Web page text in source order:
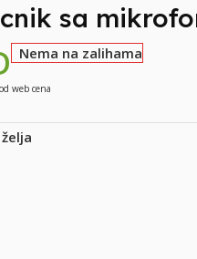
sa
Nema na zalihama
web cena